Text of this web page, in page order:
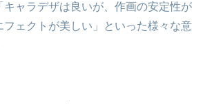
キャラデザは良いが、作画の安定性が
フェクトが美しい」といった様々な意